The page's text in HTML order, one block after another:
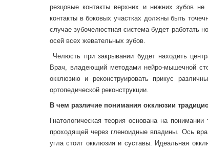
резцовые контакты верхних и нижних зубов
контакты в боковых участках должны быть
случае зубочелюстная система будет работать
осей всех жевательных зубов.
Челюсть при закрывании будет находить
Врач, владеющий методами нейро-мышечной
окклюзию и реконструировать прикус
ортопедической реконструкции.
В чем различие понимания окклюзии
Гнатологическая теория основана на
проходящей через гленоидные впадины. Ось
угла стоит окклюзия и суставы. Идеальная